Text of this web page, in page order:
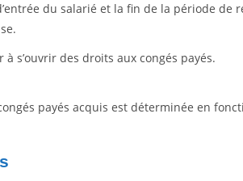
du salarié et la fin de la période de
s’ouvrir des droits aux congés payés.
payés acquis est déterminée en